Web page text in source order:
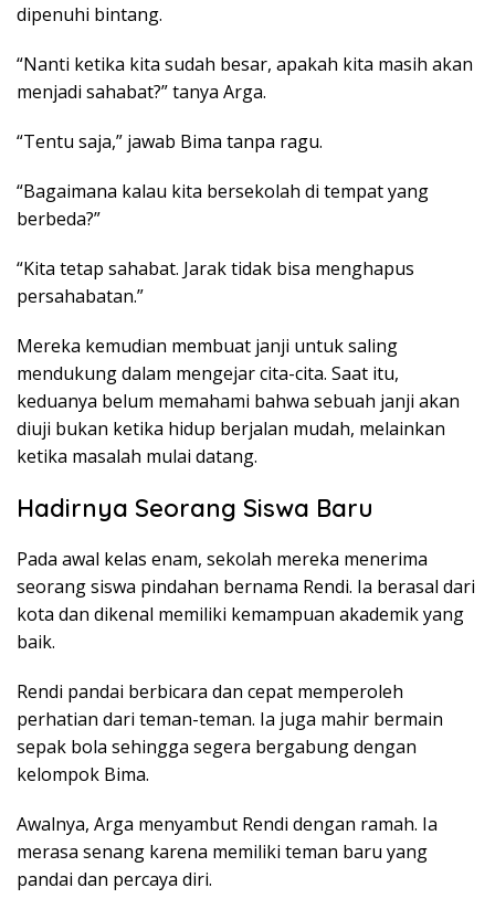
dipenuhi bintang.
“Nanti ketika kita sudah besar, apakah kita masih akan
menjadi sahabat?” tanya Arga.
“Tentu saja,” jawab Bima tanpa ragu.
“Bagaimana kalau kita bersekolah di tempat yang
berbeda?”
“Kita tetap sahabat. Jarak tidak bisa menghapus
persahabatan.”
Mereka kemudian membuat janji untuk saling
mendukung dalam mengejar cita-cita. Saat itu,
keduanya belum memahami bahwa sebuah janji akan
diuji bukan ketika hidup berjalan mudah, melainkan
ketika masalah mulai datang.
Hadirnya Seorang Siswa Baru
Pada awal kelas enam, sekolah mereka menerima
seorang siswa pindahan bernama Rendi. Ia berasal dari
kota dan dikenal memiliki kemampuan akademik yang
baik.
Rendi pandai berbicara dan cepat memperoleh
perhatian dari teman-teman. Ia juga mahir bermain
sepak bola sehingga segera bergabung dengan
kelompok Bima.
Awalnya, Arga menyambut Rendi dengan ramah. Ia
merasa senang karena memiliki teman baru yang
pandai dan percaya diri.